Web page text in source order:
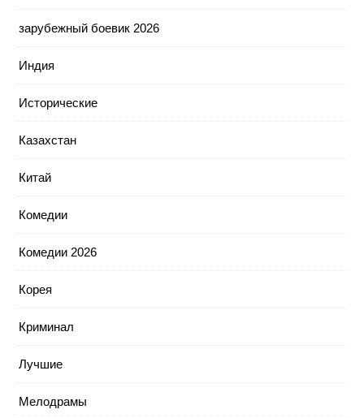
зарубежный боевик 2026
Индия
Исторические
Казахстан
Китай
Комедии
Комедии 2026
Корея
Криминал
Лучшие
Мелодрамы